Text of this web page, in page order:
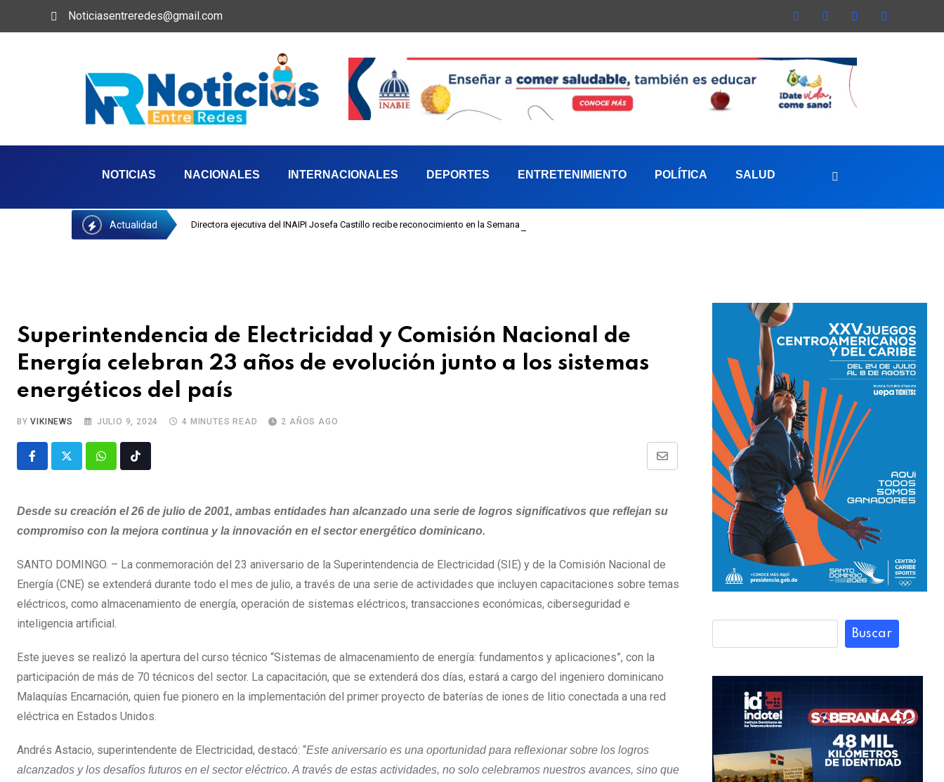
Noticiasentreredes@gmail.com
NOTICIAS NACIONALES INTERNACIONALES DEPORTES ENTRETENIMIENTO POLÍTICA SALUD
Actualidad Directora ejecutiva del INAIPI Josefa Castillo recibe reconocimiento en la Semana Mundial de la Lactancia Materna
Superintendencia de Electricidad y Comisión Nacional de
Energía celebran 23 años de evolución junto a los sistemas
energéticos del país
BYVIKINEWS JULIO 9, 2024 4 MINUTES READ 2 AÑOS AGO
Desde su creación el 26 de julio de 2001, ambas entidades han alcanzado una serie de logros significativos que reflejan su
compromiso con la mejora continua y la innovación en el sector energético dominicano.
SANTO DOMINGO. – La conmemoración del 23 aniversario de la Superintendencia de Electricidad (SIE) y de la Comisión Nacional de
Energía (CNE) se extenderá durante todo el mes de julio, a través de una serie de actividades que incluyen capacitaciones sobre temas
eléctricos, como almacenamiento de energía, operación de sistemas eléctricos, transacciones económicas, ciberseguridad e
inteligencia artificial.
Este jueves se realizó la apertura del curso técnico “Sistemas de almacenamiento de energía: fundamentos y aplicaciones”, con la
participación de más de 70 técnicos del sector. La capacitación, que se extenderá dos días, estará a cargo del ingeniero dominicano
Malaquías Encarnación, quien fue pionero en la implementación del primer proyecto de baterías de iones de litio conectada a una red
eléctrica en Estados Unidos.
Andrés Astacio, superintendente de Electricidad, destacó: “Este aniversario es una oportunidad para reflexionar sobre los logros
alcanzados y los desafíos futuros en el sector eléctrico. A través de estas actividades, no solo celebramos nuestros avances, sino que
Buscar